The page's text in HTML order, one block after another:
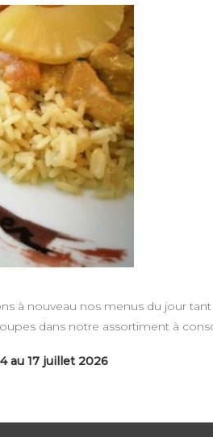
à nouveau nos menus du jour
dans notre assortiment à
au 17 juillet 2026